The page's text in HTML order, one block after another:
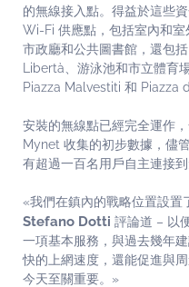
的無線接入點。得益於這些
Wi-Fi 供應點，包括室內和
市政廳和公共圖書館，還包
Libertà、游泳池和市立體育
Piazza Malvestiti 和 Piazza
安裝的無線點已經完全運作
Mynet 收集的初步數據，儘
有超過一百名用戶自主連接到
«我們在鎮內的戰略位置設
Stefano Dotti 評論道 – 以
一項基本服務，與過去幾年
快的上網速度，還能促進與
今天至關重要。»